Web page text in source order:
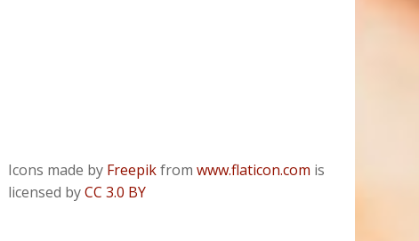
Icons made by Freepikfrom www.flaticon.com is
licensed byCC 3.0 BY